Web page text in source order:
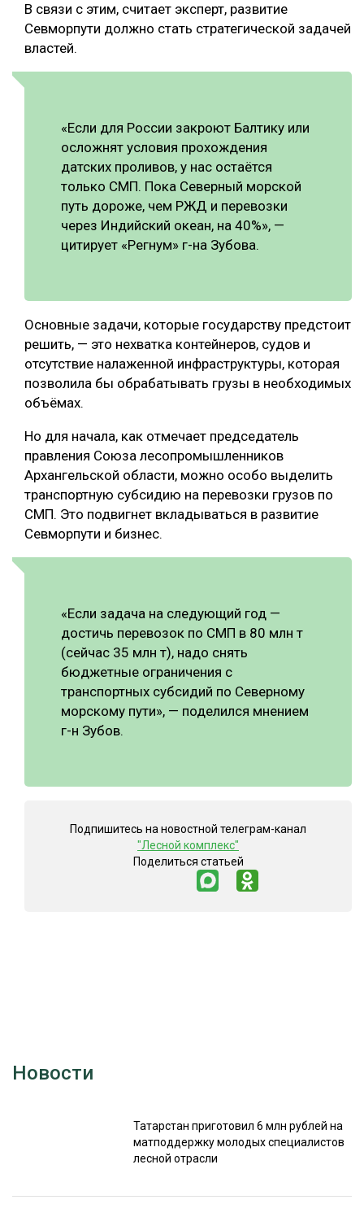
В связи с этим, считает эксперт, развитие
Севморпути должно стать стратегической задачей
властей.
«Если для России закроют Балтику или
осложнят условия прохождения
датских проливов, у нас остаётся
только СМП. Пока Северный морской
путь дороже, чем РЖД и перевозки
через Индийский океан, на 40%», —
цитирует «Регнум» г-на Зубова.
Основные задачи, которые государству предстоит
решить, — это нехватка контейнеров, судов и
отсутствие налаженной инфраструктуры, которая
позволила бы обрабатывать грузы в необходимых
объёмах.
Но для начала, как отмечает председатель
правления Союза лесопромышленников
Архангельской области, можно особо выделить
транспортную субсидию на перевозки грузов по
СМП. Это подвигнет вкладываться в развитие
Севморпути и бизнес.
«Если задача на следующий год —
достичь перевозок по СМП в 80 млн т
(сейчас 35 млн т), надо снять
бюджетные ограничения с
транспортных субсидий по Северному
морскому пути», — поделился мнением
г-н Зубов.
Подпишитесь на новостной телеграм-канал
"Лесной комплекс"
Поделиться статьей
Новости
Татарстан приготовил 6 млн рублей на
матподдержку молодых специалистов
лесной отрасли